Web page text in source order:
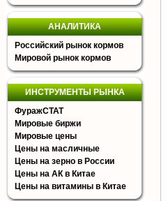
АНАЛИТИКА
Российский рынок кормов
Мировой рынок кормов
ИНСТРУМЕНТЫ РЫНКА
ФуражСТАТ
Мировые биржи
Мировые цены
Цены на масличные
Цены на зерно в России
Цены на АК в Китае
Цены на витамины в Китае